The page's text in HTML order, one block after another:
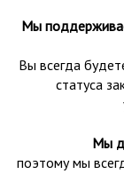
Мы
Вы всегда
статуса
Мы
поэтому мы